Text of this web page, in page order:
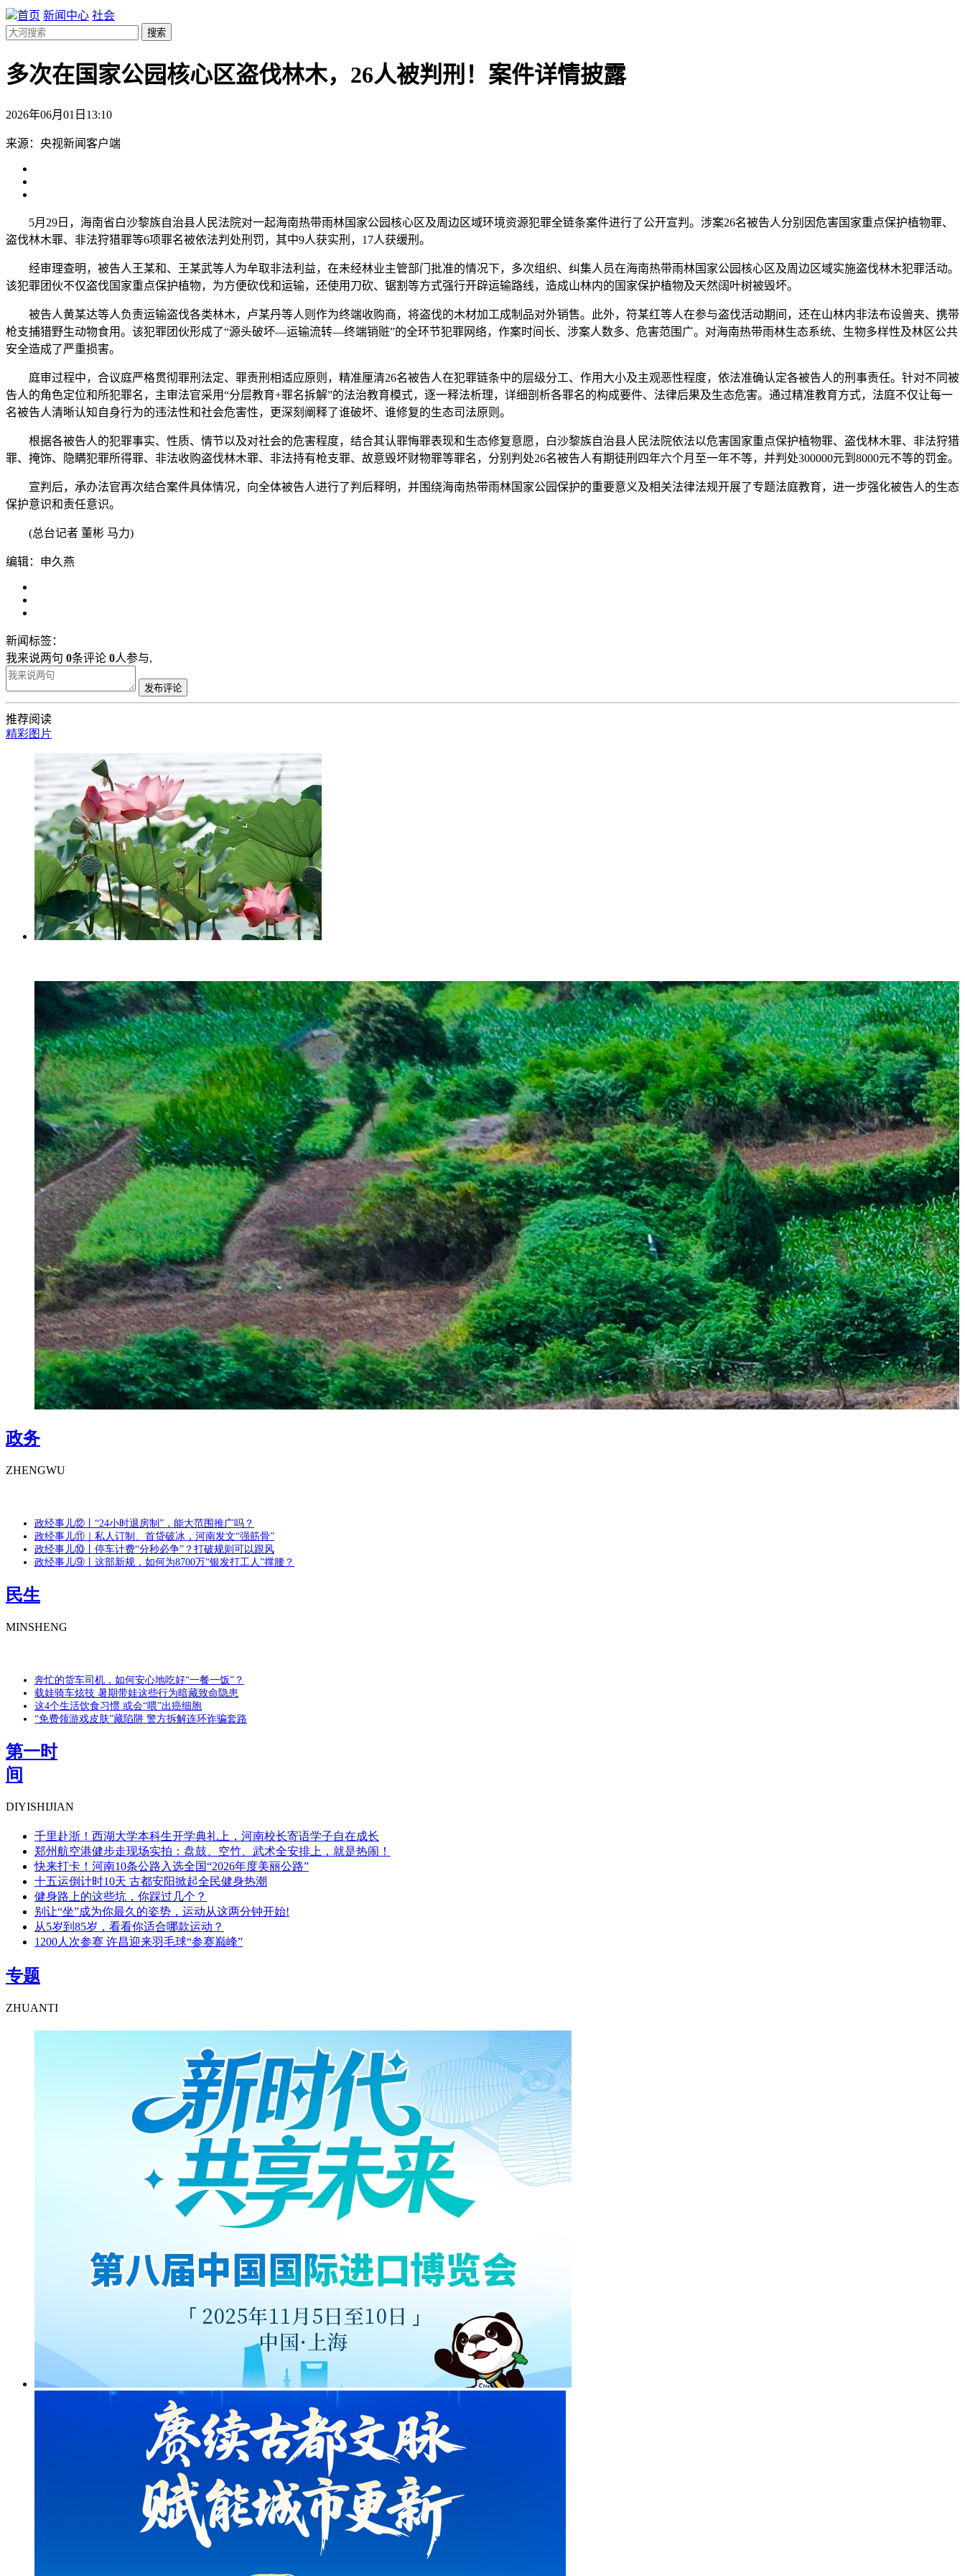
首页 新闻中心 社会
搜索
多次在国家公园核心区盗伐林木，26人被判刑！案件详情披露
2026年06月01日13:10
来源：央视新闻客户端
5月29日，海南省白沙黎族自治县人民法院对一起海南热带雨林国家公园核心区及周边区域环境资源犯罪全链条案件进行了公开宣判。涉案26名被告人分别因危害国家重点保护植物罪、
盗伐林木罪、非法狩猎罪等6项罪名被依法判处刑罚，其中9人获实刑，17人获缓刑。
经审理查明，被告人王某和、王某武等人为牟取非法利益，在未经林业主管部门批准的情况下，多次组织、纠集人员在海南热带雨林国家公园核心区及周边区域实施盗伐林木犯罪活动。
该犯罪团伙不仅盗伐国家重点保护植物，为方便砍伐和运输，还使用刀砍、锯割等方式强行开辟运输路线，造成山林内的国家保护植物及天然阔叶树被毁坏。
被告人黄某达等人负责运输盗伐各类林木，卢某丹等人则作为终端收购商，将盗伐的木材加工成制品对外销售。此外，符某红等人在参与盗伐活动期间，还在山林内非法布设兽夹、携带
枪支捕猎野生动物食用。该犯罪团伙形成了“源头破坏—运输流转—终端销赃”的全环节犯罪网络，作案时间长、涉案人数多、危害范围广。对海南热带雨林生态系统、生物多样性及林区公共
安全造成了严重损害。
庭审过程中，合议庭严格贯彻罪刑法定、罪责刑相适应原则，精准厘清26名被告人在犯罪链条中的层级分工、作用大小及主观恶性程度，依法准确认定各被告人的刑事责任。针对不同被
告人的角色定位和所犯罪名，主审法官采用“分层教育+罪名拆解”的法治教育模式，逐一释法析理，详细剖析各罪名的构成要件、法律后果及生态危害。通过精准教育方式，法庭不仅让每一
名被告人清晰认知自身行为的违法性和社会危害性，更深刻阐释了谁破坏、谁修复的生态司法原则。
根据各被告人的犯罪事实、性质、情节以及对社会的危害程度，结合其认罪悔罪表现和生态修复意愿，白沙黎族自治县人民法院依法以危害国家重点保护植物罪、盗伐林木罪、非法狩猎
罪、掩饰、隐瞒犯罪所得罪、非法收购盗伐林木罪、非法持有枪支罪、故意毁坏财物罪等罪名，分别判处26名被告人有期徒刑四年六个月至一年不等，并判处300000元到8000元不等的罚金。
宣判后，承办法官再次结合案件具体情况，向全体被告人进行了判后释明，并围绕海南热带雨林国家公园保护的重要意义及相关法律法规开展了专题法庭教育，进一步强化被告人的生态
保护意识和责任意识。
(总台记者 董彬 马力)
编辑：申久燕
新闻标签：
我来说两句 0条评论 0人参与,
发布评论
推荐阅读